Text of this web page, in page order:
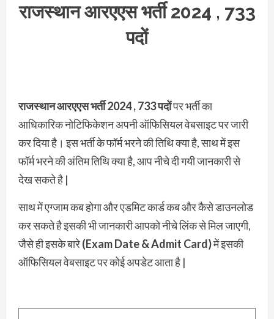
राजस्थान आरएएस भर्ती 2024 , 733
पदों
राजस्थान आरएएस भर्ती 2024 , 733 पदोंपर भर्ती का
आधिकारिक नोटिफिकेशन अपनी ऑफिसियल वेबसाइट पर जारी
कर दिया है। इस भर्ती के फॉर्म भरने की तिथि क्या है, साथ में इस
फॉर्म भरने की अंतिम तिथि क्या है, आप नीचे दी गयी जानकारी से
देख सकते है |
साथ में एग्जाम कब होगा और एडमिट कार्ड कब और कैसे डाउनलोड
कर सकते है इसकी भी जानकारी आपको नीचे लिंक से मिल जाएगी,
जैसे ही इसके बारे(Exam Date & Admit Card)में इसकी
ऑफिसियल वेबसाइट पर कोई अपडेट आता है |